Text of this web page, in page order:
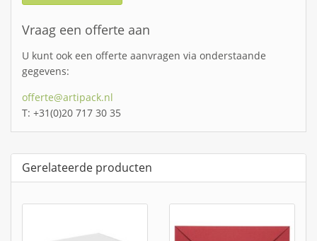
Vraag een offerte aan
U kunt ook een offerte aanvragen via onderstaande
gegevens:
offerte@artipack.nl
T: +31(0)20 717 30 35
Gerelateerde producten